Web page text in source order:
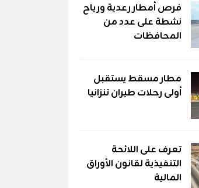
فرص أمطار رعدية ورياح
نشطة على عدد من
المحافظات
مطار مسقط يستقبل
أولى رحلات طيران تنزانيا
تعرف على اللائحة
التنفيذية لقانون الأوراق
المالية